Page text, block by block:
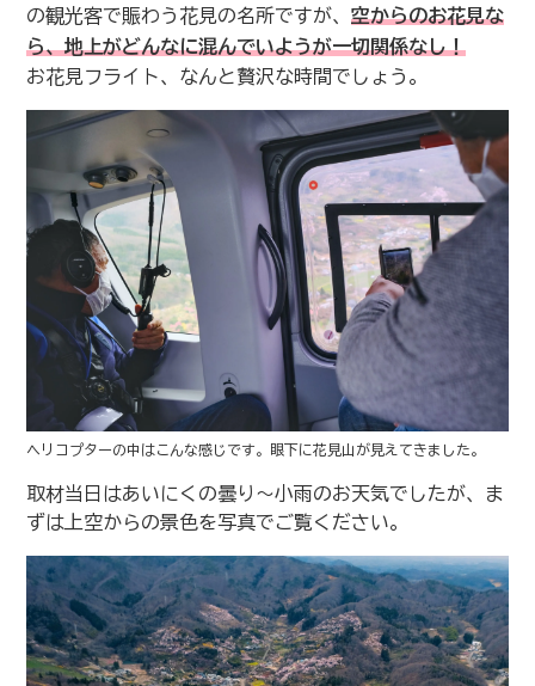
の観光客で賑わう花見の名所ですが、 空からのお花見な
ら、地上がどんなに混んでいようが一切関係なし！
お花見フライト、なんと贅沢な時間でしょう。
ヘリコプターの中はこんな感じです。眼下に花見山が見えてきました。
取材当日はあいにくの曇り〜小雨のお天気でしたが、ま
ずは上空からの景色を写真でご覧ください。